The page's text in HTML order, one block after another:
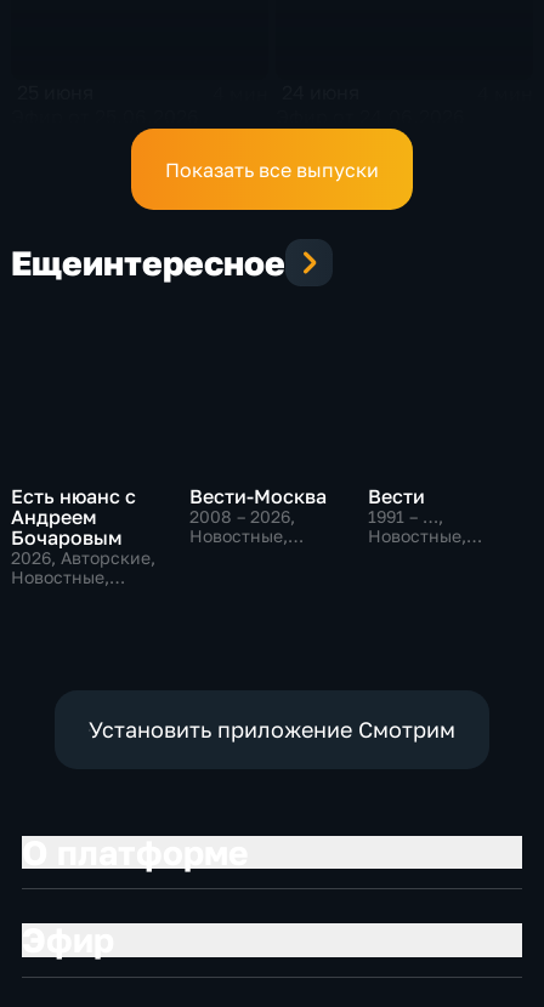
Показать все выпуски
Ещеинтересное
Есть нюанс с
Андреем
Бочаровым
2026, Авторские,
Новостные,
Вести-Москва
2008 – 2026,
Новостные,
Вести
1991 – …,
Новостные,
Установить приложение Смотрим